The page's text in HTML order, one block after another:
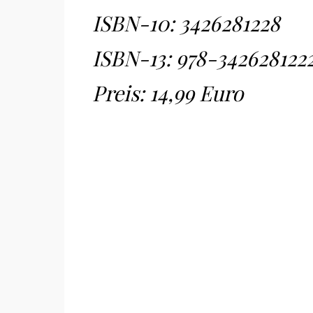
ISBN-10: 3426281228
ISBN-13: 978-
Preis: 14,99 Euro